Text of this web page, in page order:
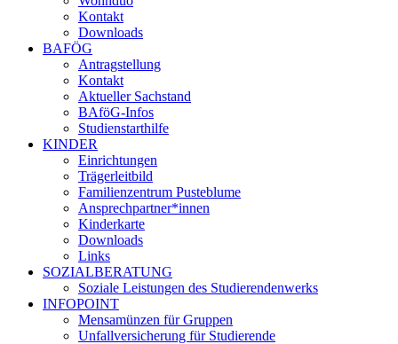
Kontakt
Downloads
BAFÖG
Antragstellung
Kontakt
Aktueller Sachstand
BAföG-Infos
Studienstarthilfe
KINDER
Einrichtungen
Trägerleitbild
Familienzentrum Pusteblume
Ansprechpartner*innen
Kinderkarte
Downloads
Links
SOZIALBERATUNG
Soziale Leistungen des Studierendenwerks
INFOPOINT
Mensamünzen für Gruppen
Unfallversicherung für Studierende